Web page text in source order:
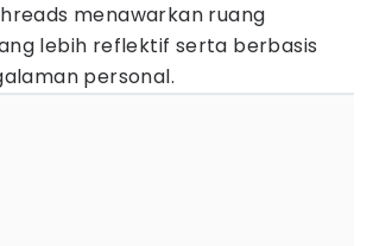
menawarkan ruang
lebih reflektif serta berbasis
personal.